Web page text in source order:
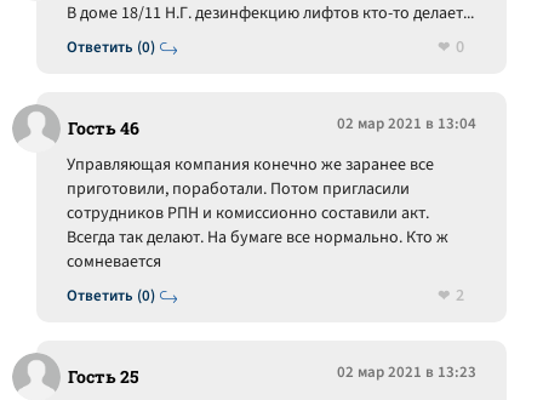
Ответить (0)
В доме 18/11 Н.Г. дезинфекцию лифтов кто-то делает...
0
Гость 46 02 мар 2021 в 13:04
Ответить (0)
Управляющая компания конечно же заранее все
приготовили, поработали. Потом пригласили
сотрудников РПН и комиссионно составили акт.
Всегда так делают. На бумаге все нормально. Кто ж
сомневается
2
Гость 25 02 мар 2021 в 13:23